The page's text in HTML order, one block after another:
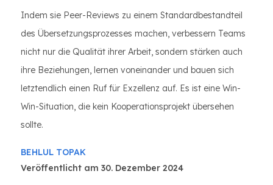
Indem sie Peer-Reviews zu einem Standardbestandteil
des Übersetzungsprozesses machen, verbessern Teams
nicht nur die Qualität ihrer Arbeit, sondern stärken auch
ihre Beziehungen, lernen voneinander und bauen sich
letztendlich einen Ruf für Exzellenz auf. Es ist eine Win-
Win-Situation, die kein Kooperationsprojekt übersehen
sollte.
BEHLUL TOPAK
Veröffentlicht am 30. Dezember 2024